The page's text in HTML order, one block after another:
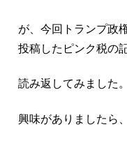
が、今回トランプ政
投稿したピンク税の
読み返してみました。
興味がありましたら